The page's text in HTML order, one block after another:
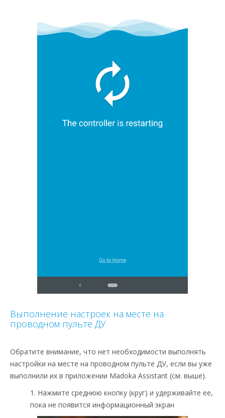
Выполнение настроек на месте на
проводном пульте ДУ
Обратите внимание, что нет необходимости выполнять
настройки на месте на проводном пульте ДУ, если вы уже
выполнили их в приложении Madoka Assistant (см. выше).
1. Нажмите среднюю кнопку (круг) и удерживайте ее,
пока не появится информационный экран